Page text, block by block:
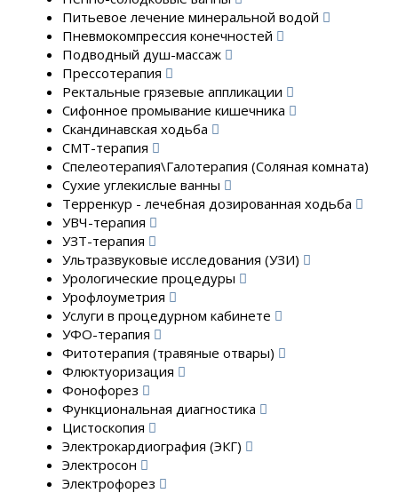
Питьевое лечение минеральной водой
Пневмокомпрессия конечностей
Подводный душ-массаж
Прессотерапия
Ректальные грязевые аппликации
Сифонное промывание кишечника
Скандинавская ходьба
СМТ-терапия
Спелеотерапия\Галотерапия (Соляная комната)
Сухие углекислые ванны
Терренкур - лечебная дозированная ходьба
УВЧ-терапия
УЗТ-терапия
Ультразвуковые исследования (УЗИ)
Урологические процедуры
Урофлоуметрия
Услуги в процедурном кабинете
УФО-терапия
Фитотерапия (травяные отвары)
Флюктуоризация
Фонофорез
Функциональная диагностика
Цистоскопия
Электрокардиография (ЭКГ)
Электросон
Электрофорез